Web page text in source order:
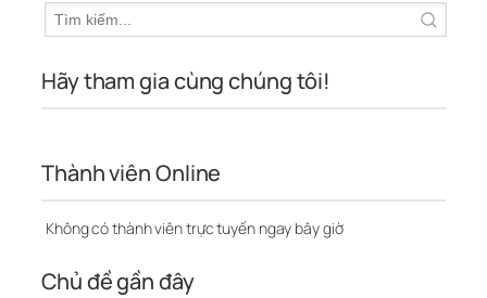
Hãy tham gia cùng chúng tôi!
Thành viên Online
Không có thành viên trực tuyến ngay bây giờ
Chủ đề gần đây